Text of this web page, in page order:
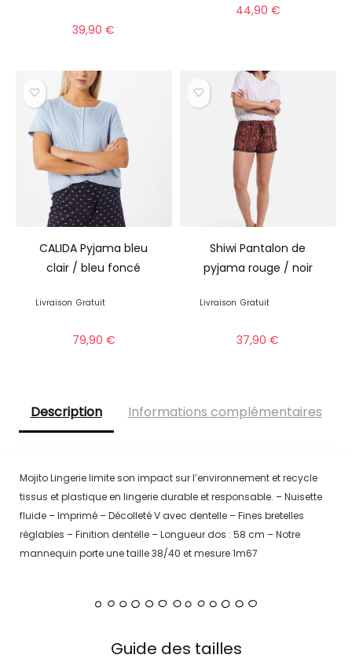
39,90€
44,90 €
CALIDA Pyjama bleu
clair / bleu foncé
Livraison Gratuit
79,90 €
Shiwi Pantalon de
pyjama rouge / noir
Livraison Gratuit
37,90€
Description Informations complémentaires
Mojito Lingerie limite son impact sur l’environnement et recycle
tissus et plastique en lingerie durable et responsable. – Nuisette
fluide – Imprimé – Décolleté V avec dentelle – Fines bretelles
réglables – Finition dentelle – Longueur dos : 58 cm – Notre
mannequin porte une taille 38/40 et mesure 1m67
Guide des tailles